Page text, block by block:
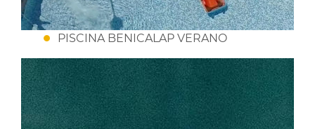
PISCINA BENICALAP VERANO